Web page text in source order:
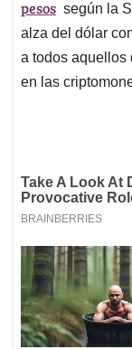
pesos según la
alza del dólar
a todos aquellos
en las